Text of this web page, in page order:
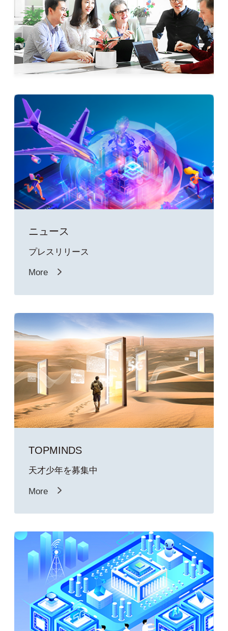
ニュース
プレスリリース
More
TOPMINDS
天才少年を募集中
More